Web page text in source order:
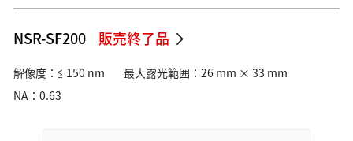
NSR-SF200 販売終了品
解像度：≦ 150 nm
最大露光範囲：26 mm × 33 mm
NA：0.63